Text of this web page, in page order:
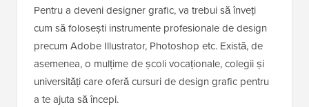
Pentru a deveni designer grafic, va trebui să înveți
cum să folosești instrumente profesionale de design
precum Adobe Illustrator, Photoshop etc. Există, de
asemenea, o mulțime de școli vocaționale, colegii și
universități care oferă cursuri de design grafic pentru
a te ajuta să începi.